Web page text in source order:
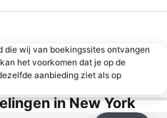
Tribeca
Hell's Kitchen
Chinatown
Rockefeller Center
die wij van boekingssites ontvangen
het voorkomen dat je op de
aanbieding ziet als op
in New York